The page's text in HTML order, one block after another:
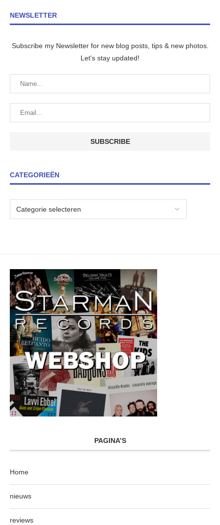
NEWSLETTER
Subscribe my Newsletter for new blog posts, tips & new photos.
Let's stay updated!
CATEGORIEËN
PAGINA’S
Home
nieuws
reviews